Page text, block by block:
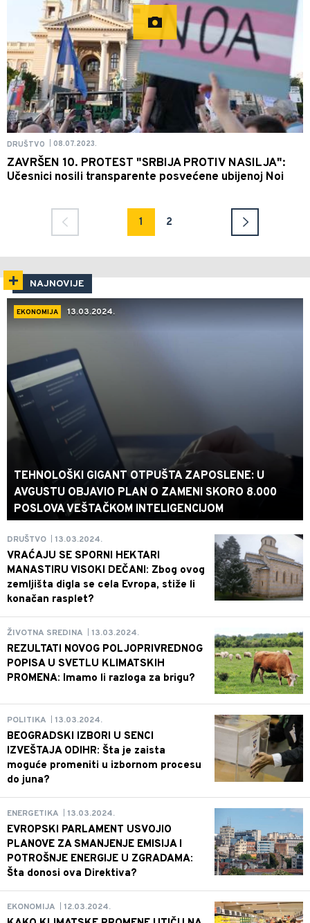
DRUŠTVO 08.07.2023.
ZAVRŠEN 10. PROTEST "SRBIJA PROTIV NASILJA":
Učesnici nosili transparente posvećene ubijenoj Noi
1 2
NAJNOVIJE
EKONOMIJA 13.03.2024.
TEHNOLOŠKI GIGANT OTPUŠTA ZAPOSLENE: U
AVGUSTU OBJAVIO PLAN O ZAMENI SKORO 8.000
POSLOVA VEŠTAČKOM INTELIGENCIJOM
DRUŠTVO 13.03.2024.
VRAĆAJU SE SPORNI HEKTARI
MANASTIRU VISOKI DEČANI: Zbog ovog
zemljišta digla se cela Evropa, stiže li
konačan rasplet?
ŽIVOTNA SREDINA 13.03.2024.
REZULTATI NOVOG POLJOPRIVREDNOG
POPISA U SVETLU KLIMATSKIH
PROMENA: Imamo li razloga za brigu?
POLITIKA 13.03.2024.
BEOGRADSKI IZBORI U SENCI
IZVEŠTAJA ODIHR: Šta je zaista
moguće promeniti u izbornom procesu
do juna?
ENERGETIKA 13.03.2024.
EVROPSKI PARLAMENT USVOJIO
PLANOVE ZA SMANJENJE EMISIJA I
POTROŠNJE ENERGIJE U ZGRADAMA:
Šta donosi ova Direktiva?
EKONOMIJA 12.03.2024.